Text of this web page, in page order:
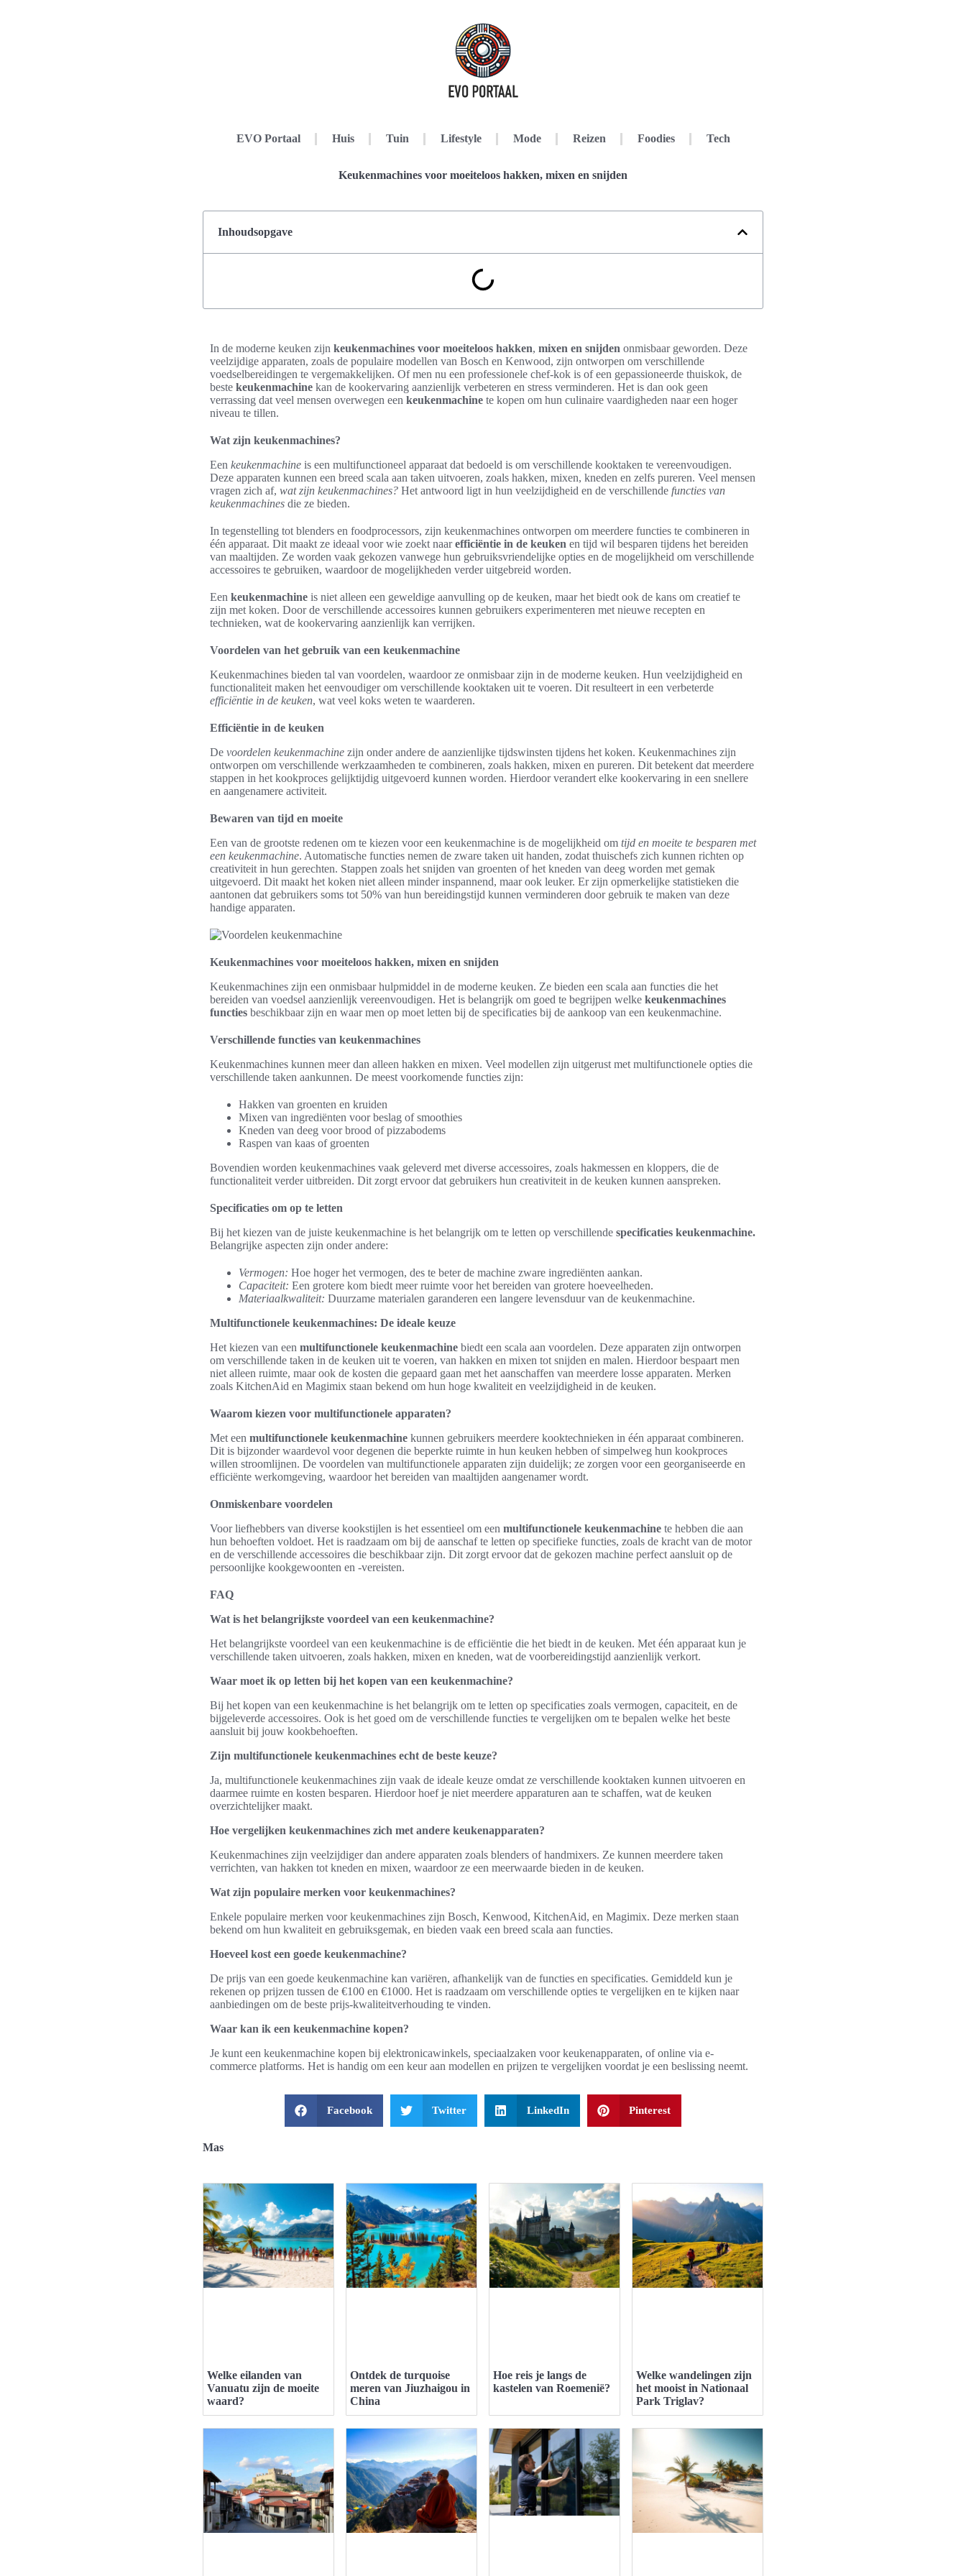
EVO Portaal Huis Tuin Lifestyle Mode Reizen Foodies Tech
Keukenmachines voor moeiteloos hakken, mixen en snijden
Inhoudsopgave
In de moderne keuken zijn keukenmachines voor moeiteloos hakken, mixen en snijden onmisbaar geworden. Deze
veelzijdige apparaten, zoals de populaire modellen van Bosch en Kenwood, zijn ontworpen om verschillende
voedselbereidingen te vergemakkelijken. Of men nu een professionele chef-kok is of een gepassioneerde thuiskok, de
beste keukenmachine kan de kookervaring aanzienlijk verbeteren en stress verminderen. Het is dan ook geen
verrassing dat veel mensen overwegen een keukenmachine te kopen om hun culinaire vaardigheden naar een hoger
niveau te tillen.
Wat zijn keukenmachines?
Een keukenmachine is een multifunctioneel apparaat dat bedoeld is om verschillende kooktaken te vereenvoudigen.
Deze apparaten kunnen een breed scala aan taken uitvoeren, zoals hakken, mixen, kneden en zelfs pureren. Veel mensen
vragen zich af, wat zijn keukenmachines? Het antwoord ligt in hun veelzijdigheid en de verschillende functies van
keukenmachines die ze bieden.
In tegenstelling tot blenders en foodprocessors, zijn keukenmachines ontworpen om meerdere functies te combineren in
één apparaat. Dit maakt ze ideaal voor wie zoekt naarefficiëntie in de keuken en tijd wil besparen tijdens het bereiden
van maaltijden. Ze worden vaak gekozen vanwege hun gebruiksvriendelijke opties en de mogelijkheid om verschillende
accessoires te gebruiken, waardoor de mogelijkheden verder uitgebreid worden.
Een keukenmachine is niet alleen een geweldige aanvulling op de keuken, maar het biedt ook de kans om creatief te
zijn met koken. Door de verschillende accessoires kunnen gebruikers experimenteren met nieuwe recepten en
technieken, wat de kookervaring aanzienlijk kan verrijken.
Voordelen van het gebruik van een keukenmachine
Keukenmachines bieden tal van voordelen, waardoor ze onmisbaar zijn in de moderne keuken. Hun veelzijdigheid en
functionaliteit maken het eenvoudiger om verschillende kooktaken uit te voeren. Dit resulteert in een verbeterde
efficiëntie in de keuken, wat veel koks weten te waarderen.
Efficiëntie in de keuken
De voordelen keukenmachine zijn onder andere de aanzienlijke tijdswinsten tijdens het koken. Keukenmachines zijn
ontworpen om verschillende werkzaamheden te combineren, zoals hakken, mixen en pureren. Dit betekent dat meerdere
stappen in het kookproces gelijktijdig uitgevoerd kunnen worden. Hierdoor verandert elke kookervaring in een snellere
en aangenamere activiteit.
Bewaren van tijd en moeite
Een van de grootste redenen om te kiezen voor een keukenmachine is de mogelijkheid om tijd en moeite te besparen met
een keukenmachine. Automatische functies nemen de zware taken uit handen, zodat thuischefs zich kunnen richten op
creativiteit in hun gerechten. Stappen zoals het snijden van groenten of het kneden van deeg worden met gemak
uitgevoerd. Dit maakt het koken niet alleen minder inspannend, maar ook leuker. Er zijn opmerkelijke statistieken die
aantonen dat gebruikers soms tot 50% van hun bereidingstijd kunnen verminderen door gebruik te maken van deze
handige apparaten.
Keukenmachines voor moeiteloos hakken, mixen en snijden
Keukenmachines zijn een onmisbaar hulpmiddel in de moderne keuken. Ze bieden een scala aan functies die het
bereiden van voedsel aanzienlijk vereenvoudigen. Het is belangrijk om goed te begrijpen welke keukenmachines
functies beschikbaar zijn en waar men op moet letten bij de specificaties bij de aankoop van een keukenmachine.
Verschillende functies van keukenmachines
Keukenmachines kunnen meer dan alleen hakken en mixen. Veel modellen zijn uitgerust met multifunctionele opties die
verschillende taken aankunnen. De meest voorkomende functies zijn:
Hakken van groenten en kruiden
Mixen van ingrediënten voor beslag of smoothies
Kneden van deeg voor brood of pizzabodems
Raspen van kaas of groenten
Bovendien worden keukenmachines vaak geleverd met diverse accessoires, zoals hakmessen en kloppers, die de
functionaliteit verder uitbreiden. Dit zorgt ervoor dat gebruikers hun creativiteit in de keuken kunnen aanspreken.
Specificaties om op te letten
Bij het kiezen van de juiste keukenmachine is het belangrijk om te letten op verschillende specificaties keukenmachine.
Belangrijke aspecten zijn onder andere:
Vermogen: Hoe hoger het vermogen, des te beter de machine zware ingrediënten aankan.
Capaciteit: Een grotere kom biedt meer ruimte voor het bereiden van grotere hoeveelheden.
Materiaalkwaliteit: Duurzame materialen garanderen een langere levensduur van de keukenmachine.
Multifunctionele keukenmachines: De ideale keuze
Het kiezen van een multifunctionele keukenmachine biedt een scala aan voordelen. Deze apparaten zijn ontworpen
om verschillende taken in de keuken uit te voeren, van hakken en mixen tot snijden en malen. Hierdoor bespaart men
niet alleen ruimte, maar ook de kosten die gepaard gaan met het aanschaffen van meerdere losse apparaten. Merken
zoals KitchenAid en Magimix staan bekend om hun hoge kwaliteit en veelzijdigheid in de keuken.
Waarom kiezen voor multifunctionele apparaten?
Met een multifunctionele keukenmachine kunnen gebruikers meerdere kooktechnieken in één apparaat combineren.
Dit is bijzonder waardevol voor degenen die beperkte ruimte in hun keuken hebben of simpelweg hun kookproces
willen stroomlijnen. De voordelen van multifunctionele apparaten zijn duidelijk; ze zorgen voor een georganiseerde en
efficiënte werkomgeving, waardoor het bereiden van maaltijden aangenamer wordt.
Onmiskenbare voordelen
Voor liefhebbers van diverse kookstijlen is het essentieel om een multifunctionele keukenmachine te hebben die aan
hun behoeften voldoet. Het is raadzaam om bij de aanschaf te letten op specifieke functies, zoals de kracht van de motor
en de verschillende accessoires die beschikbaar zijn. Dit zorgt ervoor dat de gekozen machine perfect aansluit op de
persoonlijke kookgewoonten en -vereisten.
FAQ
Wat is het belangrijkste voordeel van een keukenmachine?
Het belangrijkste voordeel van een keukenmachine is de efficiëntie die het biedt in de keuken. Met één apparaat kun je
verschillende taken uitvoeren, zoals hakken, mixen en kneden, wat de voorbereidingstijd aanzienlijk verkort.
Waar moet ik op letten bij het kopen van een keukenmachine?
Bij het kopen van een keukenmachine is het belangrijk om te letten op specificaties zoals vermogen, capaciteit, en de
bijgeleverde accessoires. Ook is het goed om de verschillende functies te vergelijken om te bepalen welke het beste
aansluit bij jouw kookbehoeften.
Zijn multifunctionele keukenmachines echt de beste keuze?
Ja, multifunctionele keukenmachines zijn vaak de ideale keuze omdat ze verschillende kooktaken kunnen uitvoeren en
daarmee ruimte en kosten besparen. Hierdoor hoef je niet meerdere apparaturen aan te schaffen, wat de keuken
overzichtelijker maakt.
Hoe vergelijken keukenmachines zich met andere keukenapparaten?
Keukenmachines zijn veelzijdiger dan andere apparaten zoals blenders of handmixers. Ze kunnen meerdere taken
verrichten, van hakken tot kneden en mixen, waardoor ze een meerwaarde bieden in de keuken.
Wat zijn populaire merken voor keukenmachines?
Enkele populaire merken voor keukenmachines zijn Bosch, Kenwood, KitchenAid, en Magimix. Deze merken staan
bekend om hun kwaliteit en gebruiksgemak, en bieden vaak een breed scala aan functies.
Hoeveel kost een goede keukenmachine?
De prijs van een goede keukenmachine kan variëren, afhankelijk van de functies en specificaties. Gemiddeld kun je
rekenen op prijzen tussen de €100 en €1000. Het is raadzaam om verschillende opties te vergelijken en te kijken naar
aanbiedingen om de beste prijs-kwaliteitverhouding te vinden.
Waar kan ik een keukenmachine kopen?
Je kunt een keukenmachine kopen bij elektronicawinkels, speciaalzaken voor keukenapparaten, of online via e-
commerce platforms. Het is handig om een keur aan modellen en prijzen te vergelijken voordat je een beslissing neemt.
Facebook Twitter LinkedIn Pinterest
Mas
Welke eilanden van
Vanuatu zijn de moeite
waard?
Ontdek de turquoise
meren van Jiuzhaigou in
China
Hoe reis je langs de
kastelen van Roemenië?
Welke wandelingen zijn
het mooist in Nationaal
Park Triglav?